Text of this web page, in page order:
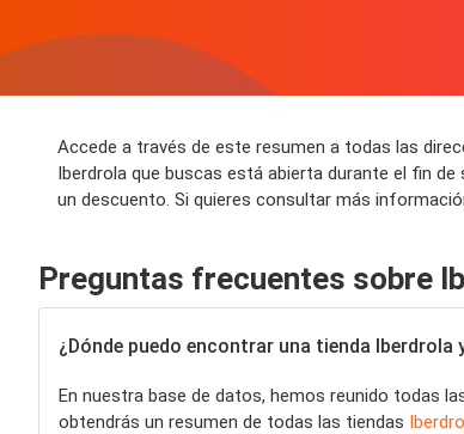
Accede a través de este resumen a todas las
Iberdrola que buscas está abierta durante el fin
un descuento. Si quieres consultar más
Preguntas frecuentes sobre
¿Dónde puedo encontrar una tienda
En nuestra base de datos, hemos reunido todas
obtendrás un resumen de todas las tiendas